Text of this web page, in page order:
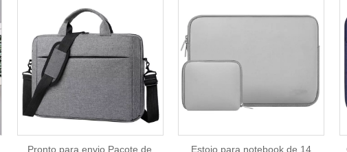
Pronto para envio Pacote de
Estojo para notebook de 14